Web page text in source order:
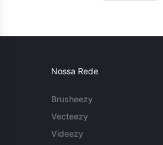
Nossa Rede
Brusheezy
Vecteezy
Videezy